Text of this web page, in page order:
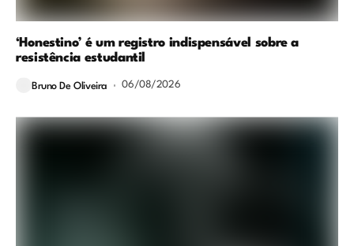
‘Honestino’ é um registro indispensável sobre a
resistência estudantil
Bruno De Oliveira 06/08/2026